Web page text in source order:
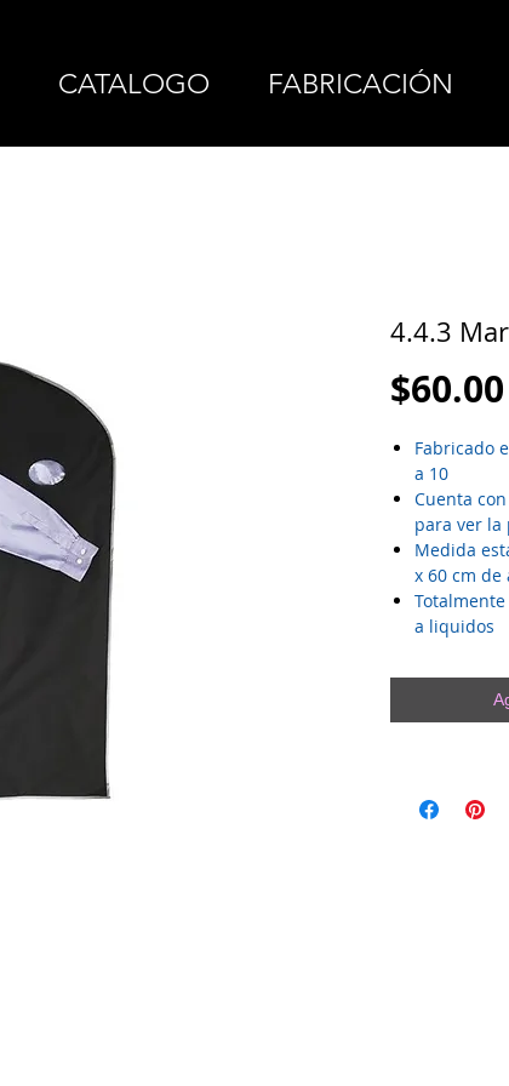
CATALOGO FABRICACIÓN
4.4.3
$60.00
Fabricado
a 10
Cuenta
para ver
Medida
x 60 cm
a liquidos